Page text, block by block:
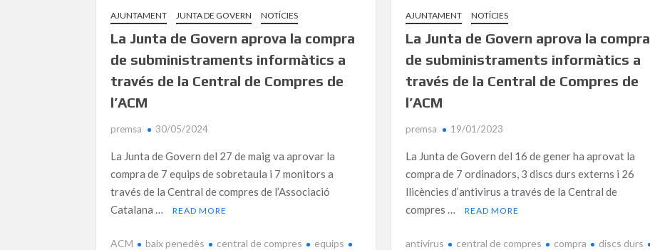
AJUNTAMENT JUNTA DE GOVERN NOTÍCIES
La Junta de Govern aprova la compra
de subministraments informàtics a
través de la Central de Compres de
l’ACM
premsa 30/05/2024
La Junta de Govern del 27 de maig va aprovar la
compra de 7 equips de sobretaula i 7 monitors a
través de la Central de compres de l’Associació
Catalana …
READ MORE
ACM baix penedès central de compres
equips
AJUNTAMENT NOTÍCIES
La Junta de Govern aprova la compra
de subministraments informàtics a
través de la Central de Compres de
l’ACM
premsa 19/01/2023
La Junta de Govern del 16 de gener ha aprovat la
compra de 7 ordinadors, 3 discs durs externs i 26
llicències d’antivirus a través de la Central de
compres …
READ MORE
antivirus central de compres compra
discs durs